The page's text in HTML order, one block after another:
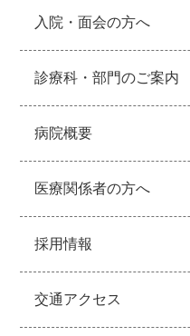
入院・面会の方へ
診療科・部門のご案内
病院概要
医療関係者の方へ
採用情報
交通アクセス